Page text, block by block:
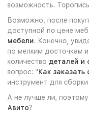
возможность.
Возможно, после
доступной по цене
мебели. Конечно,
по мелким досточкам
количество деталей и
вопрос: "Как заказать
инструмент для
А не лучше ли, поэтому
Авито?